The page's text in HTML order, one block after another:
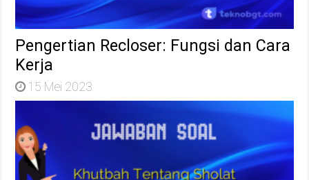
Pengertian Recloser: Fungsi dan Cara
Kerja
15 Mei 2023